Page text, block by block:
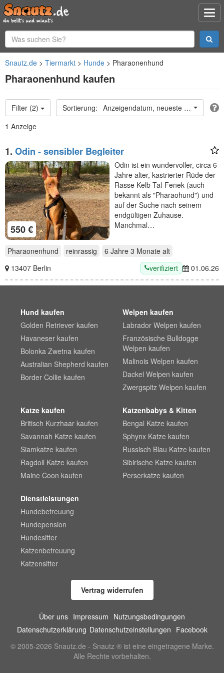
Snautz.de Tiermarkt Hunde Pharaonenhund
Pharaonenhund kaufen
Filter (2)
Anzeigendatum, neueste oben
1 Anzeige
1. Odin - sensibler Begleiter
550 €
Odin ist ein wundervoller, circa 6
Jahre alter, kastrierter Rüde der
Rasse Kelb Tal-Fenek (auch
bekannt als "Pharaohund") und
auf der Suche nach seinem
endgültigen Zuhause.
Manchmal…
Pharaonenhund reinrassig 6 Jahre 3 Monate alt
13407 Berlin
verifiziert 01.06.26
Hund kaufen
Golden Retriever kaufen
Havaneser kaufen
Bolonka Zwetna kaufen
Australian Shepherd kaufen
Border Collie kaufen
Welpen kaufen
Labrador Welpen kaufen
Französische Bulldogge
Welpen kaufen
Malinois Welpen kaufen
Dackel Welpen kaufen
Zwergspitz Welpen kaufen
Katze kaufen
Britisch Kurzhaar kaufen
Savannah Katze kaufen
Siamkatze kaufen
Ragdoll Katze kaufen
Maine Coon kaufen
Katzenbabys & Kitten
Bengal Katze kaufen
Sphynx Katze kaufen
Russisch Blau Katze kaufen
Sibirische Katze kaufen
Perserkatze kaufen
Dienstleistungen
Hundebetreuung
Hundepension
Hundesitter
Katzenbetreuung
Katzensitter
Vertrag widerrufen
Über uns Impressum Nutzungsbedingungen
Datenschutzerklärung Datenschutzeinstellungen Facebook
© 2005-2026 Snautz.de - Snautz ® ist eine eingetragene Marke.
Alle Rechte vorbehalten.